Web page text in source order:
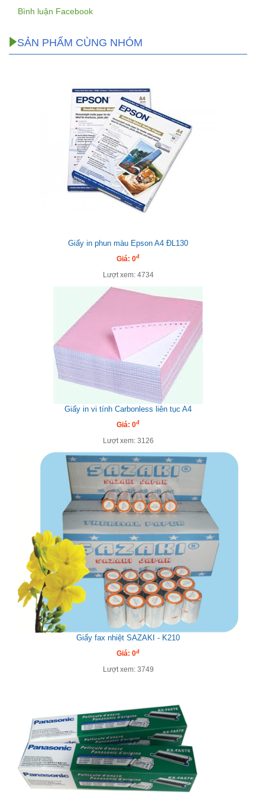
Bình luận Facebook
SẢN PHẨM CÙNG NHÓM
Giấy in phun màu Epson A4 ĐL130
Giá: 0đ
Lượt xem: 4734
Giấy in vi tính Carbonless liên tục A4
Giá: 0đ
Lượt xem: 3126
Giấy fax nhiệt SAZAKI - K210
Giá: 0đ
Lượt xem: 3749